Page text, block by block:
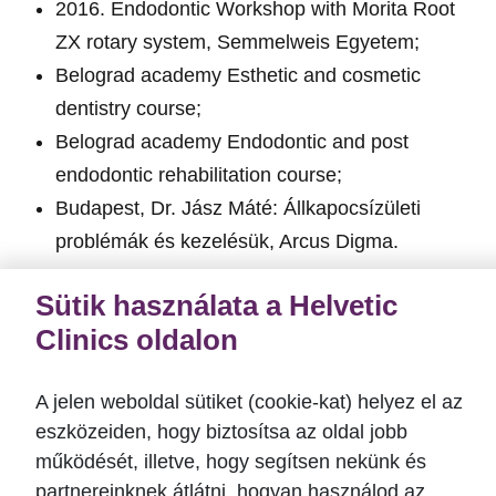
2016. Endodontic Workshop with Morita Root
ZX rotary system, Semmelweis Egyetem;
Belograd academy Esthetic and cosmetic
dentistry course;
Belograd academy Endodontic and post
endodontic rehabilitation course;
Budapest, Dr. Jász Máté: Állkapocsízületi
problémák és kezelésük, Arcus Digma.
Tapasztalatok
2012 Semmelweis Egyetem Fogorvos Diploma;
2012-2015 Szakképzés a Semmelweis
Egyetem Konzerváló fogászati és Fogpótlástani
Sütik használata a Helvetic
Clinics oldalon
A jelen weboldal sütiket (cookie-kat) helyez el az
eszközeiden, hogy biztosítsa az oldal jobb
működését, illetve, hogy segítsen nekünk és
partnereinknek átlátni, hogyan használod az